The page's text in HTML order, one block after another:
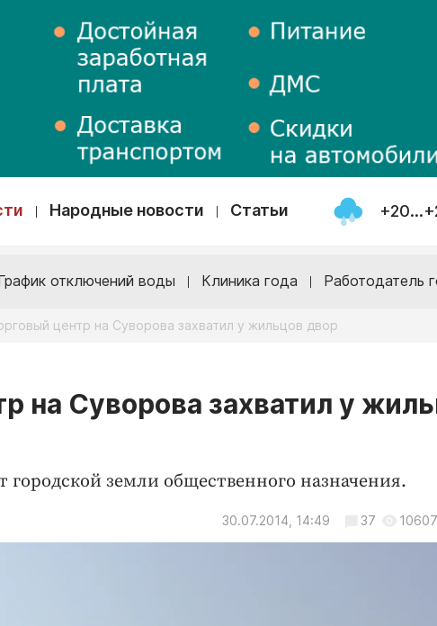
Народные новости Статьи
отключений воды Клиника года Работодатель
центр на Суворова захватил у жильцов двор
на Суворова захватил у
городской земли общественного назначения.
30.07.2014, 14:49 37 10607